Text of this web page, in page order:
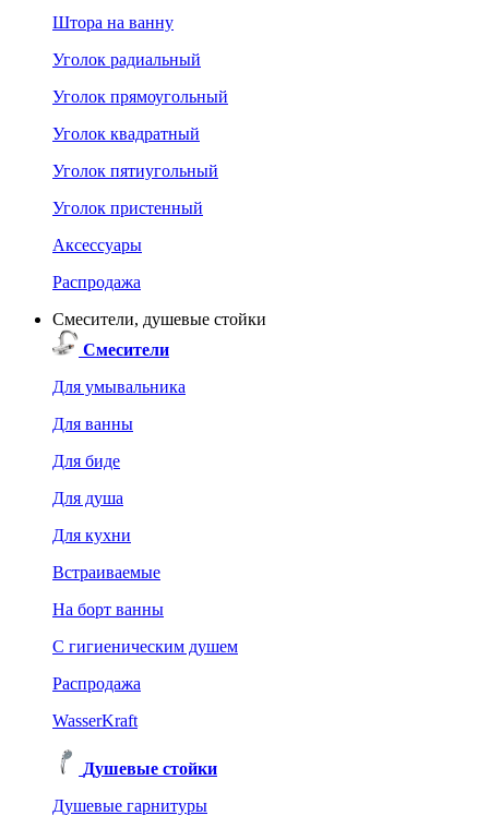
Штора на ванну
Уголок радиальный
Уголок прямоугольный
Уголок квадратный
Уголок пятиугольный
Уголок пристенный
Аксессуары
Распродажа
Смесители, душевые стойки
Смесители
Для умывальника
Для ванны
Для биде
Для душа
Для кухни
Встраиваемые
На борт ванны
C гигиеническим душем
Распродажа
WasserKraft
Душевые стойки
Душевые гарнитуры